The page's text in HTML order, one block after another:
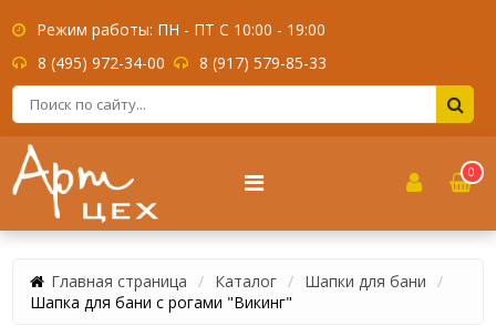
Режим работы: ПН - ПТ С 10:00 - 19:00
8 (495) 972-34-00
8 (917) 579-85-33
0
Главная страница Каталог
Шапки для бани
Шапка для бани с рогами "Викинг"